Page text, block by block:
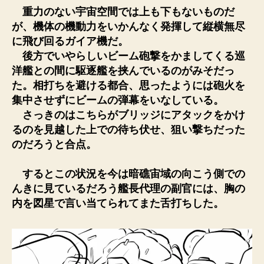
重力のない宇宙空間では上も下もないものだ
が、機体の機動力をいかんなく発揮して縦横無尽
に飛び回るガイア機だ。
後方でいやらしいビーム砲撃をかましてくる巡
洋艦との間に駆逐艦を挟んでいるのがみそだっ
た。相打ちを避ける都合、思ったようには砲火を
集中させずにビームの弾幕をいなしている。
さっきのはこちらがブリッジにアタックをかけ
るのを見越した上での待ち伏せ、狙い撃ちだった
のだろうと合点。
するとこの状況を今は暗礁宙域の向こう側での
んきに見ているだろう艦長代理の副官には、胸の
内を図星で言い当てられてまた舌打ちした。